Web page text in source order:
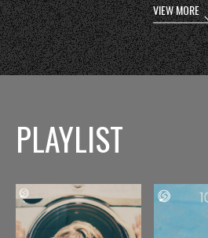
VIEW MORE
PLAYLIST